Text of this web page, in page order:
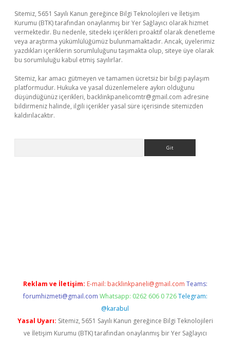
Sitemiz, 5651 Sayılı Kanun gereğince Bilgi Teknolojileri ve İletişim
Kurumu (BTK) tarafından onaylanmış bir Yer Sağlayıcı olarak hizmet
vermektedir. Bu nedenle, sitedeki içerikleri proaktif olarak denetleme
veya araştırma yükümlülüğümüz bulunmamaktadır. Ancak, üyelerimiz
yazdıkları içeriklerin sorumluluğunu taşımakta olup, siteye üye olarak
bu sorumluluğu kabul etmiş sayılırlar.
Sitemiz, kar amacı gütmeyen ve tamamen ücretsiz bir bilgi paylaşım
platformudur. Hukuka ve yasal düzenlemelere aykırı olduğunu
düşündüğünüz içerikleri, backlinkpanelicomtr@gmail.com adresine
bildirmeniz halinde, ilgili içerikler yasal süre içerisinde sitemizden
kaldırılacaktır.
Reklam ve İletişim: E-mail: backlinkpaneli@gmail.com Teams:
forumhizmeti@gmail.com Whatsapp: 0262 606 0 726 Telegram:
@karabul
Yasal Uyarı: Sitemiz, 5651 Sayılı Kanun gereğince Bilgi Teknolojileri
ve İletişim Kurumu (BTK) tarafından onaylanmış bir Yer Sağlayıcı